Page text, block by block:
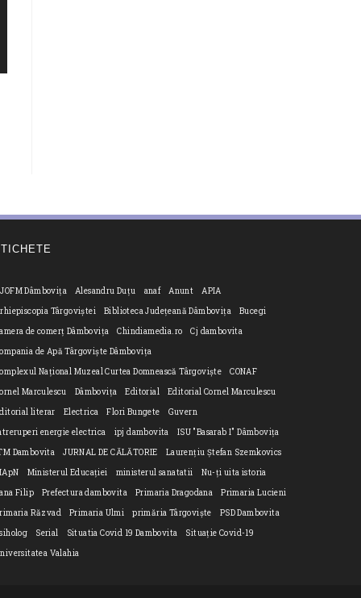
Dâmbovița Alesandru Duțu anaf Anunt
APIA
Târgoviștei
Biblioteca Județeană Dâmbovița
Bucegi
de comerț Dâmbovița
Chindiamedia.ro
Cj dambovita
de Apă Târgoviște Dâmbovița
Național Muzeal Curtea Domnească Târgoviște
CONAF
Marculescu
Dâmbovița Editorial
Editorial Cornel Marculescu
literar
Electrica Flori Bungete
Guvern
energie electrica
ipj dambovita
ISU "Basarab I" Dâmbovița
Dambovita
JURNAL DE CĂLĂTORIE
Laurențiu Ștefan Szemkovics
Ministerul Educației ministerul sanatatii
Nu-ți uita istoria
Filip
Prefectura dambovita Primaria Dragodana
Primaria Lucieni
Răzvad
Primaria Ulmi primăria Târgoviște
PSD Dambovita
Serial Situatia Covid 19 Dambovita
Situație Covid-19
Valahia